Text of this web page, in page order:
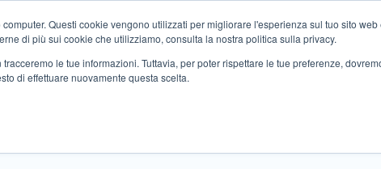
Questi cookie vengono utilizzati per migliorare l'esperienza sul tuo sito
di più sui cookie che utilizziamo, consulta la nostra politica sulla privacy.
le tue informazioni. Tuttavia, per poter rispettare le tue preferenze,
di effettuare nuovamente questa scelta.